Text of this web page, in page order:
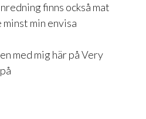
finns också mat
min envisa
med mig här på Very